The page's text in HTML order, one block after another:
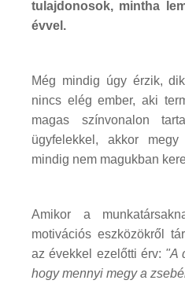
tulajdonosok, mintha
évvel.
Még mindig úgy érzik,
nincs elég ember, aki
magas színvonalon
ügyfelekkel, akkor
mindig nem magukban
Amikor a
motivációs eszközökről
az évekkel ezelőtti érv: "A
hogy mennyi megy a